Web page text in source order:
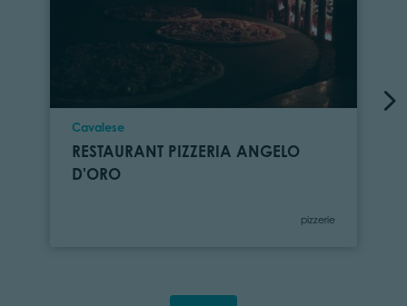
Location
Cavalese
RESTAURANT PIZZERIA ANGELO
D'ORO
Category
pizzerie